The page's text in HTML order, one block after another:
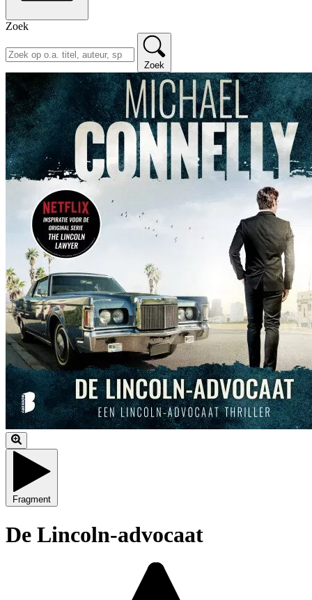
Zoek
Zoek
Fragment
De Lincoln-advocaat